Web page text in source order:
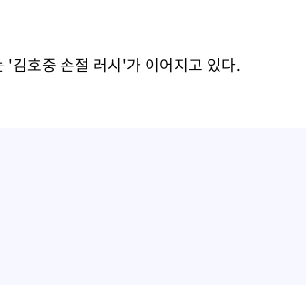
'김호중 손절 러시'가 이어지고 있다.